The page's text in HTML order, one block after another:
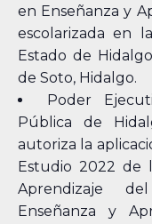
en Enseñanza y
escolarizada en
Estado de
de Soto, Hidalgo.
Poder
Pública de
autoriza la
Estudio 2022 de
Aprendizaje
Enseñanza y